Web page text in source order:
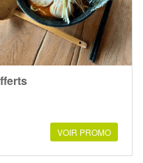
VOIR PROMO